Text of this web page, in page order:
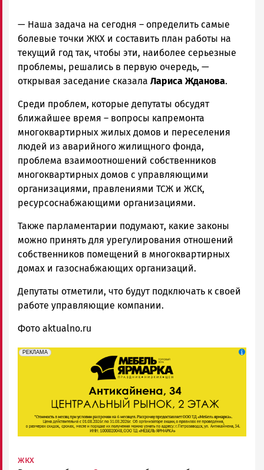
— Наша задача на сегодня – определить самые
болевые точки ЖКХ и составить план работы на
текущий год так, чтобы эти, наиболее серьезные
проблемы, решались в первую очередь, —
открывая заседание сказала Лариса Жданова.
Среди проблем, которые депутаты обсудят
ближайшее время – вопросы капремонта
многоквартирных жилых домов и переселения
людей из аварийного жилищного фонда,
проблема взаимоотношений собственников
многоквартирных домов с управляющими
организациями, правлениями ТСЖ и ЖСК,
ресурсоснабжающими организациями.
Также парламентарии подумают, какие законы
можно принять для урегулирования отношений
собственников помещений в многоквартирных
домах и газоснабжающих организаций.
Депутаты отметили, что будут подключать к своей
работе управляющие компании.
Фото aktualno.ru
erid: 2SDnjeFymr3
РЕКЛАМА
Реклама
жкх